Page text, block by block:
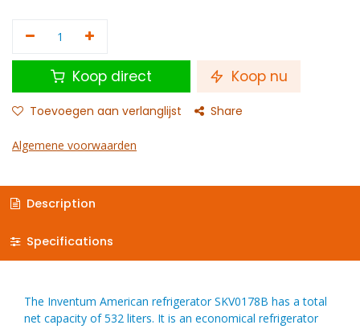
Koop direct Koop nu
Toevoegen aan verlanglijst Share
Algemene voorwaarden
Description
Specifications
The Inventum American refrigerator SKV0178B has a total
net capacity of 532 liters. It is an economical refrigerator